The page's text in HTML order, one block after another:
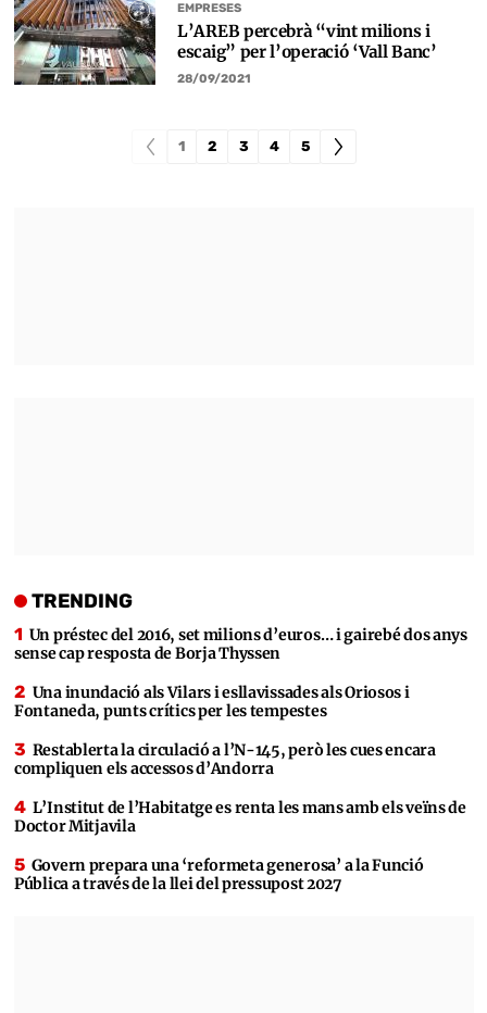
EMPRESES
L’AREB percebrà “vint milions i
escaig” per l’operació ‘Vall Banc’
28/09/2021
1 2 3 4 5
TRENDING
Un préstec del 2016, set milions d’euros… i gairebé dos anys
sense cap resposta de Borja Thyssen
Una inundació als Vilars i esllavissades als Oriosos i
Fontaneda, punts crítics per les tempestes
Restablerta la circulació a l’N-145, però les cues encara
compliquen els accessos d’Andorra
L’Institut de l’Habitatge es renta les mans amb els veïns de
Doctor Mitjavila
Govern prepara una ‘reformeta generosa’ a la Funció
Pública a través de la llei del pressupost 2027